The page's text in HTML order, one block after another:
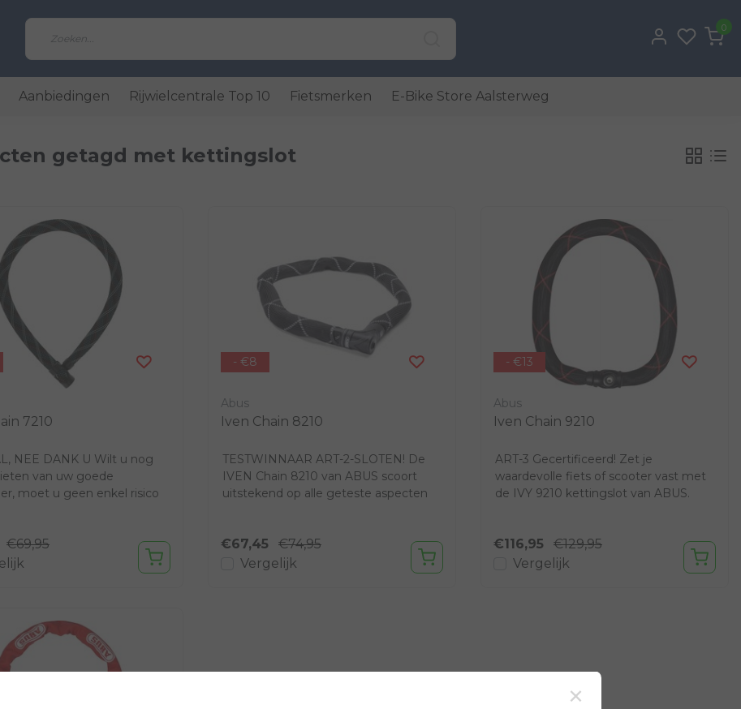
0
Aanbiedingen Rijwielcentrale Top 10 Fietsmerken E-Bike Store Aalsterweg
getagd met kettingslot
7210
NEE DANK U Wilt u nog
van uw goede
moet u geen enkel risico
€69,95
- €8
Abus
Iven Chain 8210
TESTWINNAAR ART-2-SLOTEN! De
IVEN Chain 8210 van ABUS scoort
uitstekend op alle geteste aspecten
€67,45
€74,95
Vergelijk
- €13
Abus
Iven Chain 9210
ART-3 Gecertificeerd! Zet je
waardevolle fiets of scooter vast met
de IVY 9210 kettingslot van ABUS.
€116,95
€129,95
Vergelijk
×